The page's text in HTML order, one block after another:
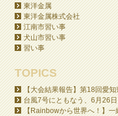
東洋金属
東洋金属株式会社
江南市習い事
犬山市習い事
習い事
TOPICS
【大会結果報告】第18回愛
台風7号にともなう、6月26
【Rainbowから世界へ！】一